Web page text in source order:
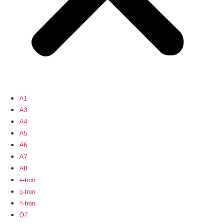
A1
A3
A4
A5
A6
A7
A8
e-tron
g-tron
h-tron
Q2